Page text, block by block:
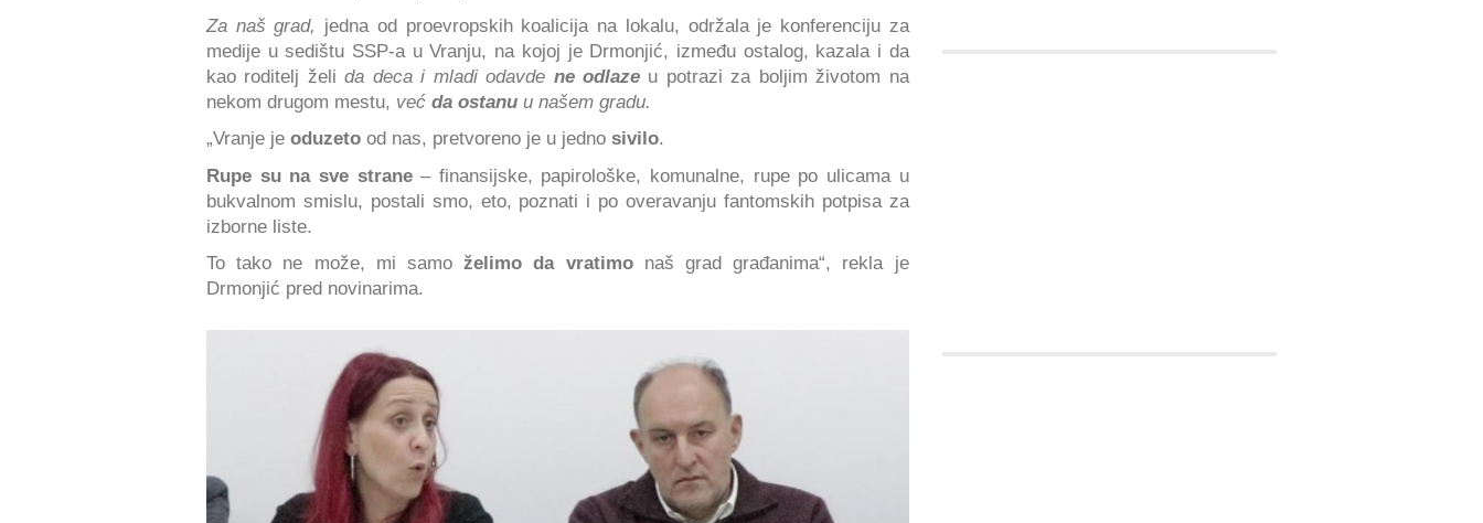
Za naš grad, jedna od proevropskih koalicija na lokalu, održala je konferenciju za
medije u sedištu SSP-a u Vranju, na kojoj je Drmonjić, između ostalog, kazala i da
kao roditelj želida deca i mladi odavde ne odlaze u potrazi za boljim životom na
nekom drugom mestu, već da ostanu u našem gradu.
„Vranje je oduzeto od nas, pretvoreno je u jedno sivilo.
Rupe su na sve strane– finansijske, papirološke, komunalne, rupe po ulicama u
bukvalnom smislu, postali smo, eto, poznati i po overavanju fantomskih potpisa za
izborne liste.
To tako ne može, mi samoželimo da vratimo naš grad građanima“, rekla je
Drmonjić pred novinarima.